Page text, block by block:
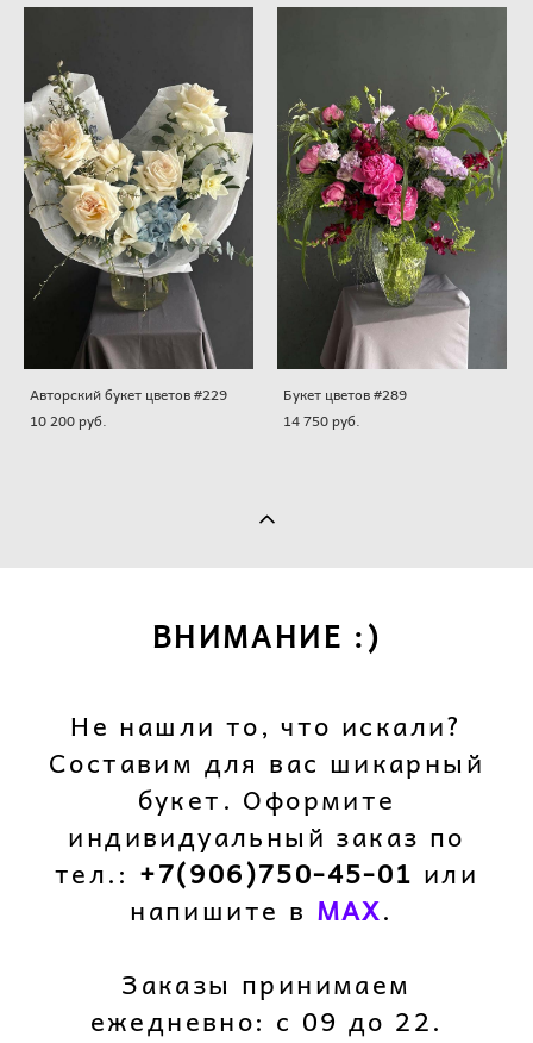
Авторский букет цветов #229
10 200 pуб.
Букет цветов #289
14 750 pуб.
ВНИМАНИЕ :)
Не нашли то, что искали?
Составим для вас шикарный
букет. Оформите
индивидуальный заказ по
тел.: +7(906)750-45-01 или
напишите в MAX.
Заказы принимаем
ежедневно: с 09 до 22.